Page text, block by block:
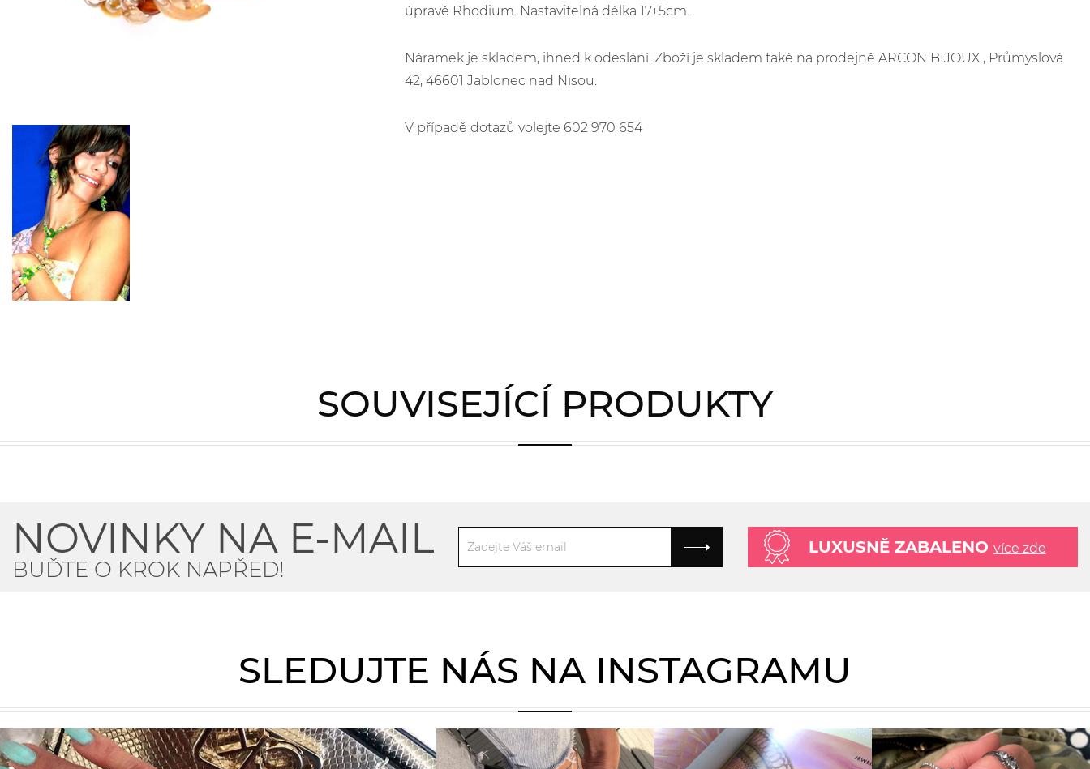
úpravě Rhodium. Nastavitelná délka 17+5cm.
Náramek je skladem, ihned k odeslání. Zboží je skladem také na prodejně ARCON BIJOUX , Průmyslová
42, 46601 Jablonec nad Nisou.
V případě dotazů volejte 602 970 654
SOUVISEJÍCÍ PRODUKTY
NOVINKY NA E-MAIL
BUĎTE O KROK NAPŘED!
LUXUSNĚ ZABALENO více zde
SLEDUJTE NÁS NA INSTAGRAMU